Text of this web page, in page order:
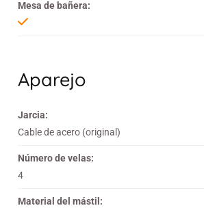
Mesa de bañera:
Aparejo
Jarcia:
Cable de acero (original)
Número de velas:
4
Material del mástil: